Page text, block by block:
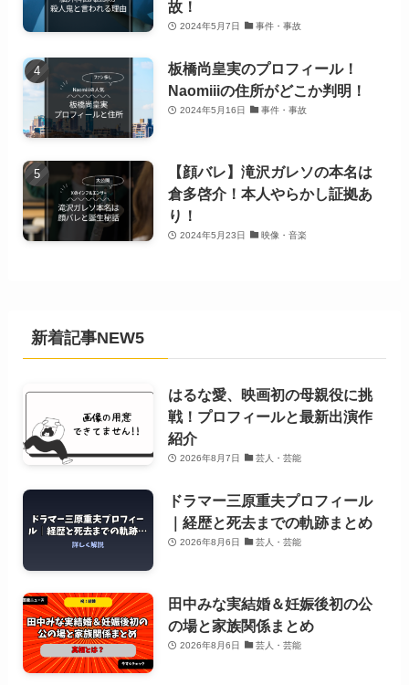
故！
2024年5月7日 事件・事故
板橋尚皇実のプロフィール！
Naomiiiの住所がどこか判明！
2024年5月16日 事件・事故
【顔バレ】滝沢ガレソの本名は
倉多啓介！本人やらかし証拠あ
り！
2024年5月23日 映像・音楽
新着記事NEW5
はるな愛、映画初の母親役に挑
戦！プロフィールと最新出演作
紹介
2026年8月7日 芸人・芸能
ドラマー三原重夫プロフィール
｜経歴と死去までの軌跡まとめ
2026年8月6日 芸人・芸能
田中みな実結婚＆妊娠後初の公
の場と家族関係まとめ
2026年8月6日 芸人・芸能